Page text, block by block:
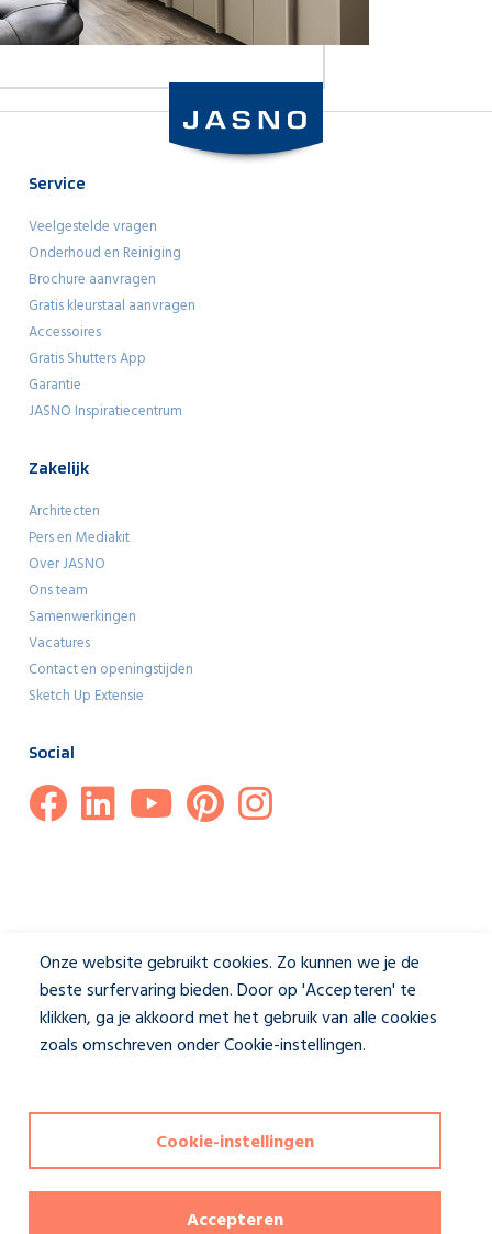
Service
Veelgestelde vragen
Onderhoud en Reiniging
Brochure aanvragen
Gratis kleurstaal aanvragen
Accessoires
Gratis Shutters App
Garantie
JASNO Inspiratiecentrum
Zakelijk
Architecten
Pers en Mediakit
Over JASNO
Ons team
Samenwerkingen
Vacatures
Contact en openingstijden
Sketch Up Extensie
Social
Disclaimer & Privacybeleid | Cookie-instellingen
Deze website wordt beschermd door reCAPTCHA en het
privacybeleiden deservicevoorwaardenvan Google zijn van
Onze website gebruikt cookies. Zo kunnen we je de
beste surfervaring bieden. Door op 'Accepteren' te
klikken, ga je akkoord met het gebruik van alle cookies
zoals omschreven onder Cookie-instellingen.
Cookie-instellingen
Accepteren